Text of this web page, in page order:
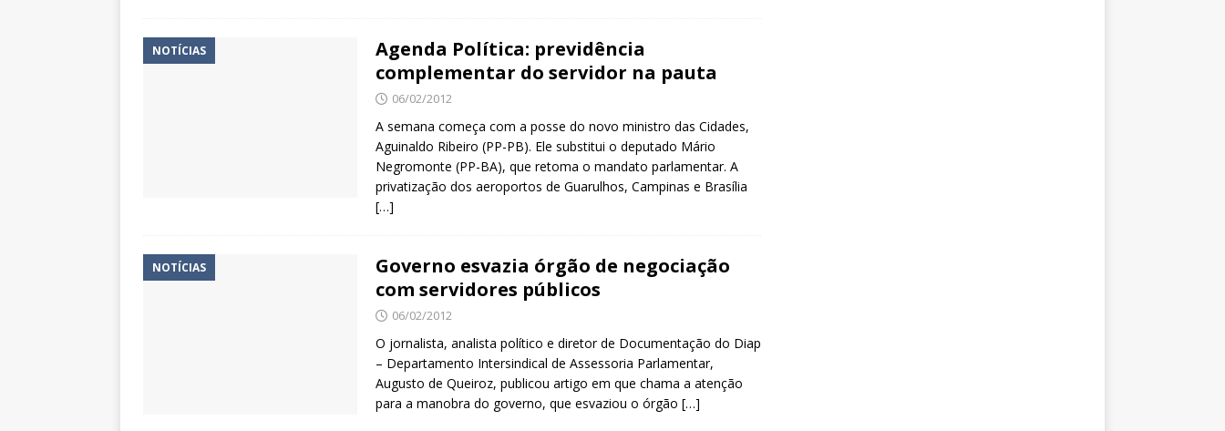
NOTÍCIAS
Agenda Política: previdência
complementar do servidor na pauta
06/02/2012
A semana começa com a posse do novo ministro das Cidades,
Aguinaldo Ribeiro (PP-PB). Ele substitui o deputado Mário
Negromonte (PP-BA), que retoma o mandato parlamentar. A
privatização dos aeroportos de Guarulhos, Campinas e Brasília
[…]
NOTÍCIAS
Governo esvazia órgão de negociação
com servidores públicos
06/02/2012
O jornalista, analista político e diretor de Documentação do Diap
– Departamento Intersindical de Assessoria Parlamentar,
Augusto de Queiroz, publicou artigo em que chama a atenção
para a manobra do governo, que esvaziou o órgão […]